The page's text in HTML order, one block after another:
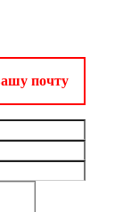
почту